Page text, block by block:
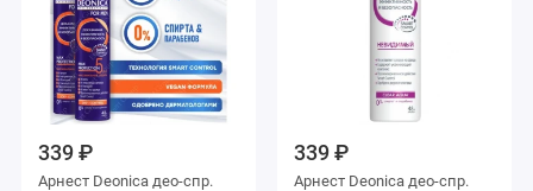
339 ₽
Арнест Deonica део-спр.
339 ₽
Арнест Deonica део-спр.